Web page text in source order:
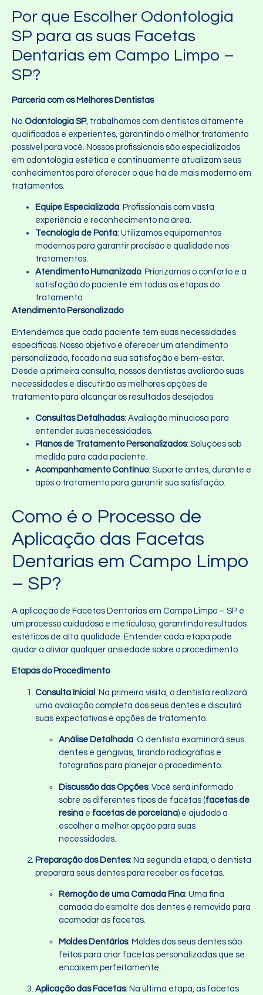
Por que Escolher Odontologia
SP para as suas Facetas
Dentarias em Campo Limpo –
SP?
Parceria com os Melhores Dentistas
Na Odontologia SP, trabalhamos com dentistas altamente
qualificados e experientes, garantindo o melhor tratamento
possível para você. Nossos profissionais são especializados
em odontologia estética e continuamente atualizam seus
conhecimentos para oferecer o que há de mais moderno em
tratamentos.
Equipe Especializada: Profissionais com vasta
experiência e reconhecimento na área.
Tecnologia de Ponta: Utilizamos equipamentos
modernos para garantir precisão e qualidade nos
tratamentos.
Atendimento Humanizado: Priorizamos o conforto e a
satisfação do paciente em todas as etapas do
tratamento.
Atendimento Personalizado
Entendemos que cada paciente tem suas necessidades
específicas. Nosso objetivo é oferecer um atendimento
personalizado, focado na sua satisfação e bem-estar.
Desde a primeira consulta, nossos dentistas avaliarão suas
necessidades e discutirão as melhores opções de
tratamento para alcançar os resultados desejados.
Consultas Detalhadas: Avaliação minuciosa para
entender suas necessidades.
Planos de Tratamento Personalizados: Soluções sob
medida para cada paciente.
Acompanhamento Contínuo: Suporte antes, durante e
após o tratamento para garantir sua satisfação.
Como é o Processo de
Aplicação das Facetas
Dentarias em Campo Limpo
– SP?
A aplicação de Facetas Dentarias em Campo Limpo – SP é
um processo cuidadoso e meticuloso, garantindo resultados
estéticos de alta qualidade. Entender cada etapa pode
ajudar a aliviar qualquer ansiedade sobre o procedimento.
Etapas do Procedimento
Consulta Inicial : Na primeira visita, o dentista realizará
uma avaliação completa dos seus dentes e discutirá
suas expectativas e opções de tratamento.
Análise Detalhada: O dentista examinará seus
dentes e gengivas, tirando radiografias e
fotografias para planejar o procedimento.
Discussão das Opções: Você será informado
sobre os diferentes tipos de facetas (facetas de
resina e facetas de porcelana) e ajudado a
escolher a melhor opção para suas
necessidades.
Preparação dos Dentes: Na segunda etapa, o dentista
preparará seus dentes para receber as facetas.
Remoção de uma Camada Fina: Uma fina
camada do esmalte dos dentes é removida para
acomodar as facetas.
Moldes Dentários: Moldes dos seus dentes são
feitos para criar facetas personalizadas que se
encaixem perfeitamente.
Aplicação das Facetas: Na última etapa, as facetas